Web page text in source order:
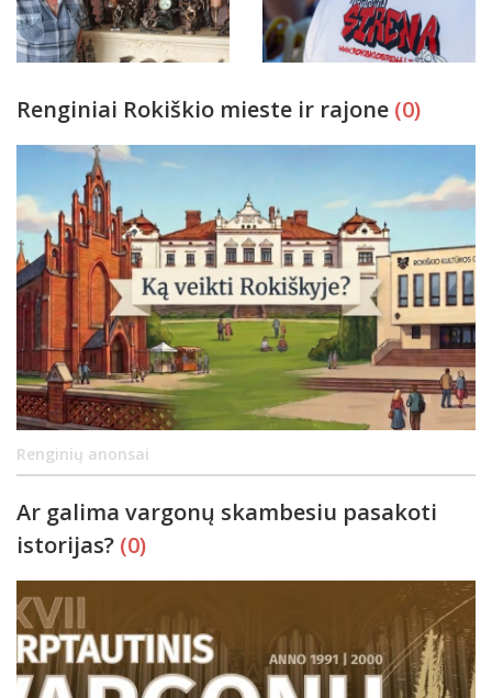
Renginiai Rokiškio mieste ir rajone (0)
Renginių anonsai
Ar galima vargonų skambesiu pasakoti
istorijas? (0)